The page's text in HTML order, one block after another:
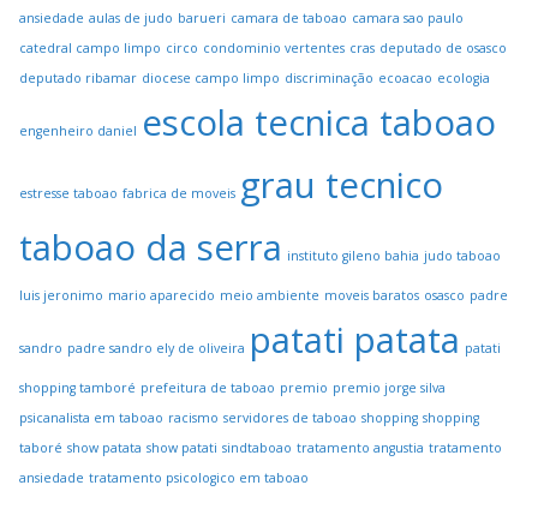
ansiedade aulas de judo barueri camara de taboao camara sao paulo
catedral campo limpo circo condominio vertentes cras deputado de osasco
deputado ribamar diocese campo limpo discriminação ecoacao ecologia
engenheiro daniel escola tecnica taboao
estresse taboao fabrica de moveis grau tecnico
taboao da serra instituto gileno bahia judo taboao
luis jeronimo mario aparecido meio ambiente moveis baratos osasco padre
sandro padre sandro ely de oliveira patati patata patati
shopping tamboré prefeitura de taboao premio premio jorge silva
psicanalista em taboao racismo servidores de taboao shopping shopping
taboré show patata show patati sindtaboao tratamento angustia tratamento
ansiedade tratamento psicologico em taboao